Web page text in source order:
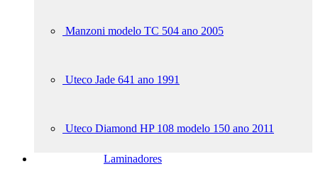
Manzoni modelo TC 504 ano 2005
Uteco Jade 641 ano 1991
Uteco Diamond HP 108 modelo 150 ano 2011
Laminadores